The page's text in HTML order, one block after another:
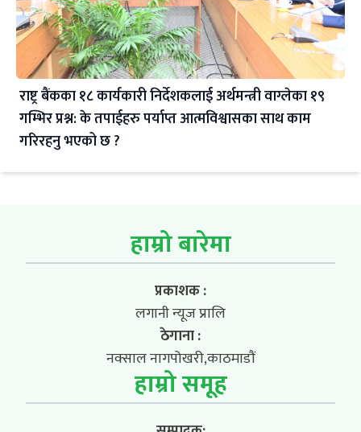
राष्ट्र बैंकका १८ कार्यकारी निर्देशकलाई अर्थमन्त्री वाग्लेका १९
गम्भिर प्रश्न: के तपाईहरु पर्याप्त आत्मविश्वासका साथ काम
गरिरहनु भएको छ ?
हाम्रो बारेमा
प्रकाशक :
लगानी न्यूज प्रालि
ठेगाना :
नक्साल नागपोखरी,काठमाडौं
हाम्रो समूह